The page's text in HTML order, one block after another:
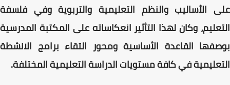
على الأساليب والنظم التعليمية والتربوية وفي فلسفة
التعليم، وكان لهذا التأثير انعكاساته على المكتبة المدرسية
بوصفها القاعدة الأساسية ومحور التقاء برامج الانشطة
التعليمية في كافة مستويات الدراسة التعليمية المختلفة.